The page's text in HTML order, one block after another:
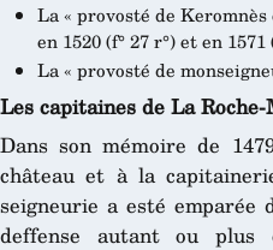
La « provosté de
en 1520 (f° 27 r°) et en 1571
La « provosté de
Les capitaines de La
Dans son mémoire de
château et à la
seigneurie a esté
deffense autant ou plus